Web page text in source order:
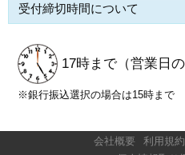
受付締切時間について
17時まで （営業日の
※銀行振込選択の場合は15時まで
会社概要 利用規約